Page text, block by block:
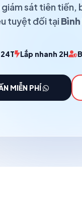
giám sát tiên
tuyệt đối tại
Lắp nhanh 2H
MIỄN PHÍ